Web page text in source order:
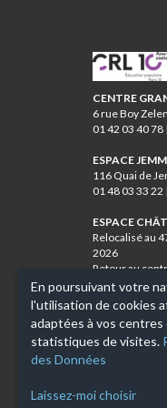
CRL10
CENTRE
6 rue Boy
01 42 03 40
ESPACE
116 Quai de
01 48 03 33
ESPACE
Relocalisé au
2026
Retour au
août 2026
01 46 07 84
CENTRE
11 rue de
01 42 03 00 47
En poursuivant votre
l'utilisation de cookies
adaptées à vos
statistiques de visites.
des Données
Laissez-moi choisir